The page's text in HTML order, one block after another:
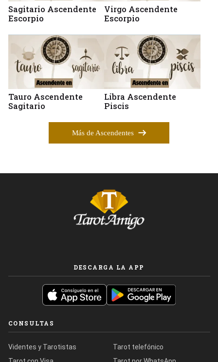
Sagitario Ascendente
Escorpio
Virgo Ascendente
Escorpio
Tauro Ascendente
Sagitario
Libra Ascendente
Piscis
Más de Ascendentes
DESCARGA LA APP
CONSULTAS
Videntes y Tarotistas
Tarot telefónico